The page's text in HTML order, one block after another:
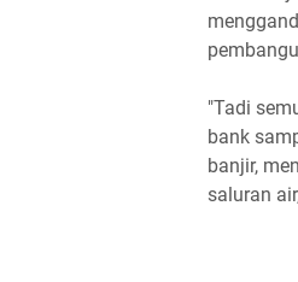
"Tadi
bank
banjir,
saluran